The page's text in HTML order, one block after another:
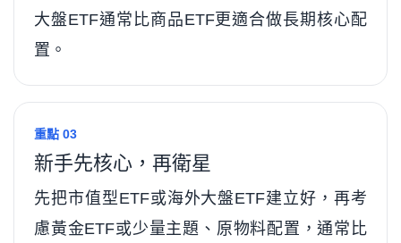
大盤ETF通常比商品ETF更適合做長期核心配
置。
重點 03
新手先核心，再衛星
先把市值型ETF或海外大盤ETF建立好，再考
慮黃金ETF或少量主題、原物料配置，通常比